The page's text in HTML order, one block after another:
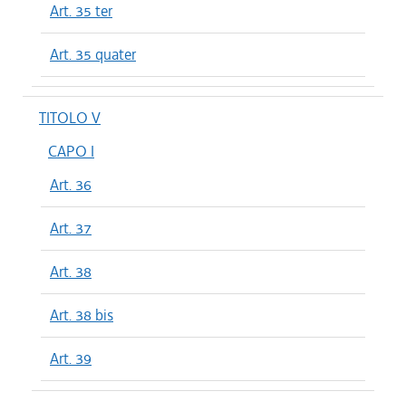
Art. 35 ter
Art. 35 quater
TITOLO V
CAPO I
Art. 36
Art. 37
Art. 38
Art. 38 bis
Art. 39